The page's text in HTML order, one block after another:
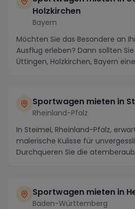
Holzkirchen
Bayern
Möchten Sie das Besondere an
Ausflug erleben? Dann sollten
Üttingen, Holzkirchen, Bayern
Sportwagen mieten in
Rheinland-Pfalz
In Steimel, Rheinland-Pfalz,
malerische Kulisse für
Durchqueren Sie die
Sportwagen mieten in
Baden-Württemberg